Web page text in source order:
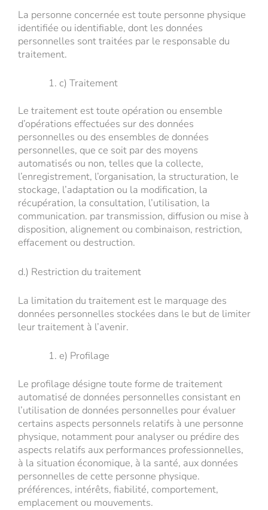
La personne concernée est toute personne physique
identifiée ou identifiable, dont les données
personnelles sont traitées par le responsable du
traitement.
c) Traitement
Le traitement est toute opération ou ensemble
d’opérations effectuées sur des données
personnelles ou des ensembles de données
personnelles, que ce soit par des moyens
automatisés ou non, telles que la collecte,
l’enregistrement, l’organisation, la structuration, le
stockage, l’adaptation ou la modification, la
récupération, la consultation, l’utilisation, la
communication. par transmission, diffusion ou mise à
disposition, alignement ou combinaison, restriction,
effacement ou destruction.
d.) Restriction du traitement
La limitation du traitement est le marquage des
données personnelles stockées dans le but de limiter
leur traitement à l’avenir.
e) Profilage
Le profilage désigne toute forme de traitement
automatisé de données personnelles consistant en
l’utilisation de données personnelles pour évaluer
certains aspects personnels relatifs à une personne
physique, notamment pour analyser ou prédire des
aspects relatifs aux performances professionnelles,
à la situation économique, à la santé, aux données
personnelles de cette personne physique.
préférences, intérêts, fiabilité, comportement,
emplacement ou mouvements.